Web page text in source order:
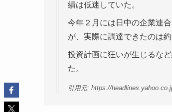
績は低迷していた。
今年２月には日中の企業連
が、実際に調達できたのは
投資計画に狂いが生じるな
た。
引用元: https://